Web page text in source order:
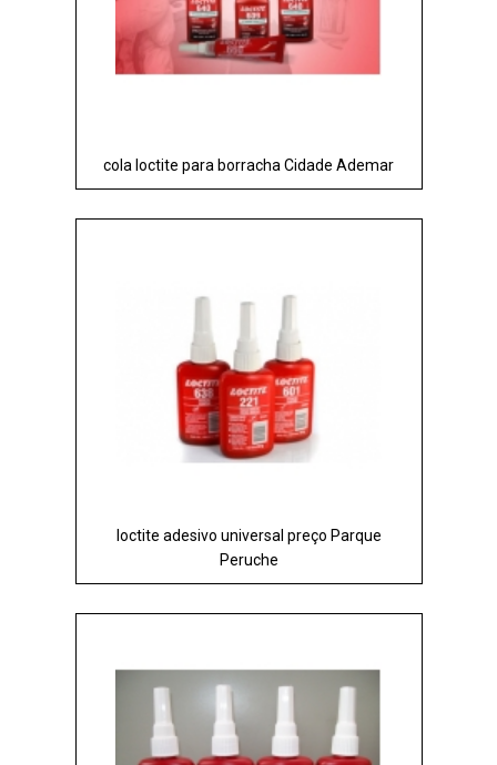
cola loctite para borracha Cidade Ademar
loctite adesivo universal preço Parque
Peruche